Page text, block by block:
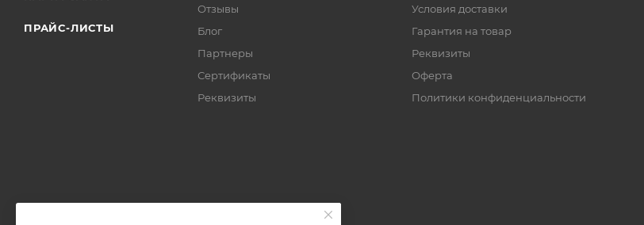
ПРАЙС-ЛИСТЫ
Отзывы
Блог
Партнеры
Сертификаты
Реквизиты
Условия доставки
Гарантия на товар
Реквизиты
Оферта
Политики конфиденциальности